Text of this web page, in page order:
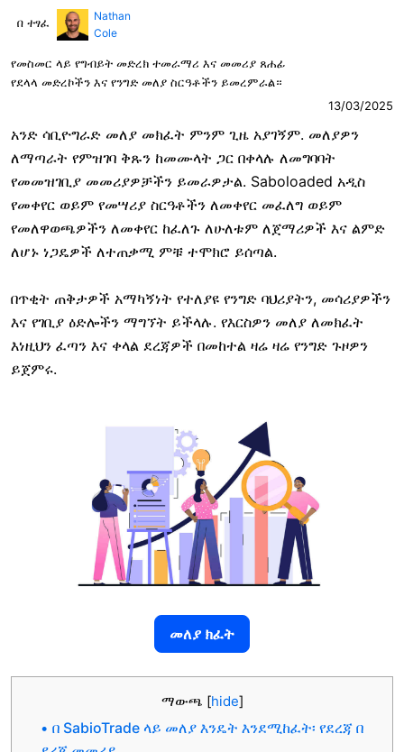
በ ተፃፈ
Nathan
Cole
የመስመር ላይ የግብይት መድረክ ተመራማሪ እና መመሪያ ጸሐፊ
የደላላ መድረኮችን እና የንግድ መለያ ስርዓቶችን ይመረምራል።
13/03/2025
አንድ ሳቢዮግራድ መለያ መክፈት ምንም ጊዜ አያገኝም. መለያዎን
ለማጣራት የምዝገባ ቅጹን ከመሙላት ጋር በቀላሉ ለመግባባት
የመመዝገቢያ መመሪያዎቻችን ይመራዎታል. Saboloaded አዲስ
የመቀየር ወይም የመሣሪያ ስርዓቶችን ለመቀየር መፈለግ ወይም
የመለዋወጫዎችን ለመቀየር ከፈለጉ ለሁለቱም ለጀማሪዎች እና ልምድ
ለሆኑ ነጋዴዎች ለተጠቃሚ ምቹ ተሞክሮ ይሰጣል.
በጥቂት ጠቅታዎች አማካኝነት የተለያዩ የንግድ ባህሪያትን, መሳሪያዎችን
እና የገቢያ ዕድሎችን ማግኘት ይችላሉ. የእርስዎን መለያ ለመክፈት
እነዚህን ፈጣን እና ቀላል ደረጃዎች በመከተል ዛሬ ዛሬ የንግድ ጉዞዎን
ይጀምሩ.
መለያ ክፈት
ማውጫ [hide]
በ SabioTrade ላይ መለያ እንዴት እንደሚከፈት፡ የደረጃ በ